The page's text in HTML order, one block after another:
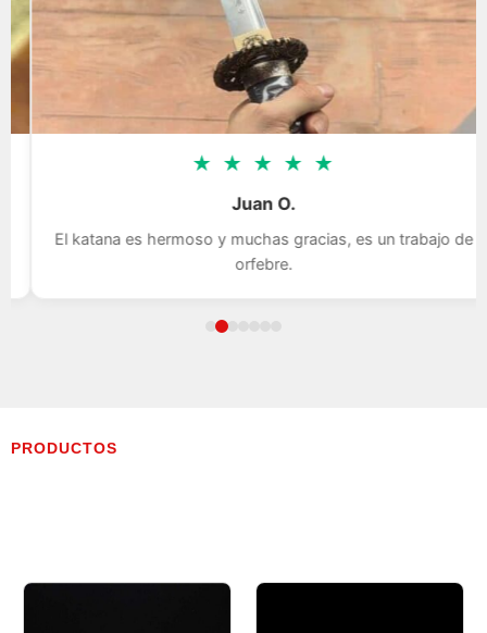
★ ★ ★ ★
Juan O.
El katana es hermoso y muchas gracias, es un trabajo de
orfebre.
PRODUCTOS